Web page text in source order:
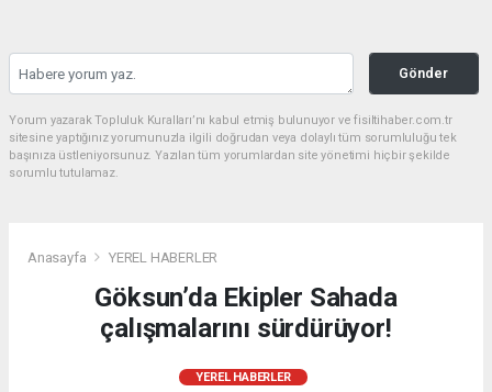
Gönder
Yorum yazarak Topluluk Kuralları’nı kabul etmiş bulunuyor ve fisiltihaber.com.tr
sitesine yaptığınız yorumunuzla ilgili doğrudan veya dolaylı tüm sorumluluğu tek
başınıza üstleniyorsunuz. Yazılan tüm yorumlardan site yönetimi hiçbir şekilde
sorumlu tutulamaz.
Anasayfa YEREL HABERLER
Göksun’da Ekipler Sahada
çalışmalarını sürdürüyor!
YEREL HABERLER